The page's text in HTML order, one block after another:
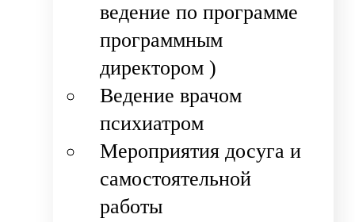
ведение по программе
программным
директором )
Ведение врачом
психиатром
Мероприятия досуга и
самостоятельной
работы